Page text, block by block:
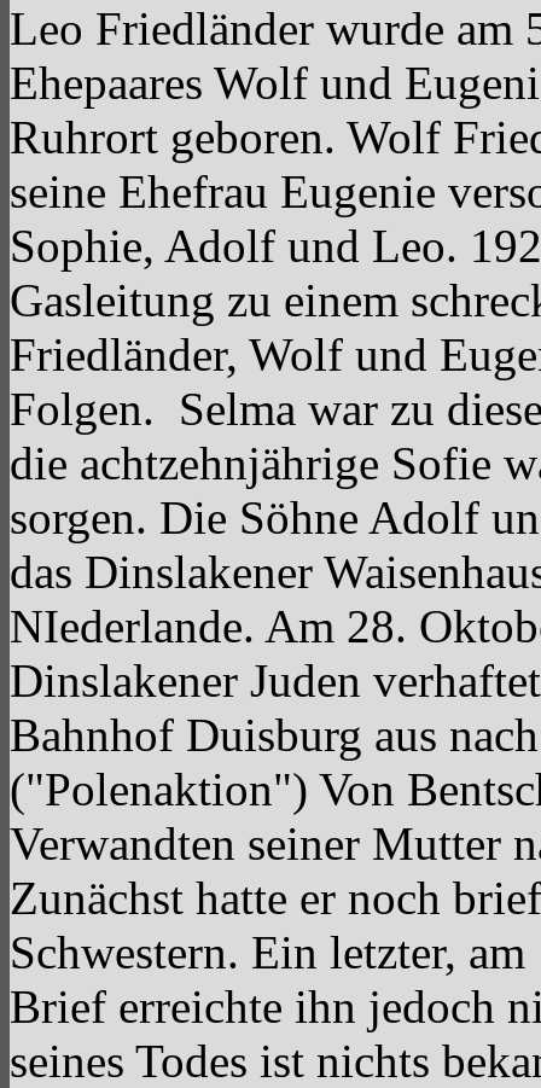
Leo Friedländer wurde am
Ehepaares Wolf und
Ruhrort geboren. Wolf
seine Ehefrau Eugenie
Sophie, Adolf und Leo.
Gasleitung zu einem
Friedländer, Wolf und
Folgen. Selma war zu
die achtzehnjährige Sofie
sorgen. Die Söhne Adolf
das Dinslakener
NIederlande. Am 28.
Dinslakener Juden
Bahnhof Duisburg aus
("Polenaktion") Von
Verwandten seiner Mutter
Zunächst hatte er noch
Schwestern. Ein letzter,
Brief erreichte ihn jedoch
seines Todes ist nichts